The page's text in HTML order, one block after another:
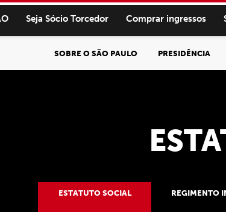
Seja Sócio Torcedor Comprar ingressos
SOBRE O SÃO PAULO PRESIDÊNCIA
ESTATUTO SOCIAL REGIMENTO